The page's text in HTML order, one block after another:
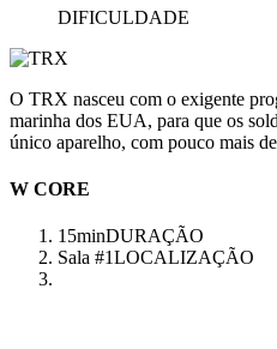
DIFICULDADE
O TRX nasceu com o exigente
marinha dos EUA, para que os
único aparelho, com pouco mais
W CORE
15minDURAÇÃO
Sala #1LOCALIZAÇÃO